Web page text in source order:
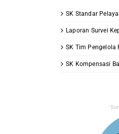
SK Standar
Laporan Survei
SK Tim Pengelola
SK Kompensasi
-